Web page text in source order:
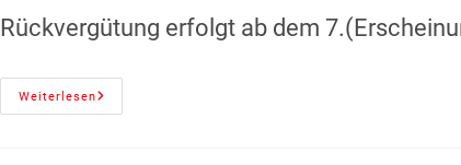
Rückvergütung erfolgt ab dem
Weiterlesen